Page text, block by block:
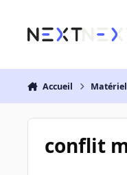
Accueil
conflit